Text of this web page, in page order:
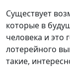
Существует
которые в
человека и это
лотерейного
такие,